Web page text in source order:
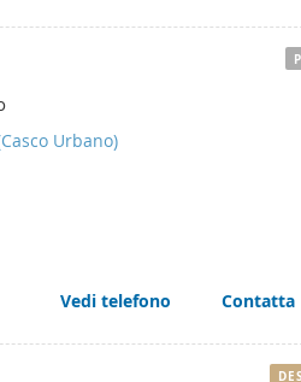
Urbano)
Vedi telefono Contatta